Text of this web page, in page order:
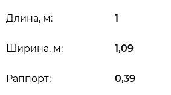
Длина, м: 1
Ширина, м: 1,09
Раппорт: 0,39